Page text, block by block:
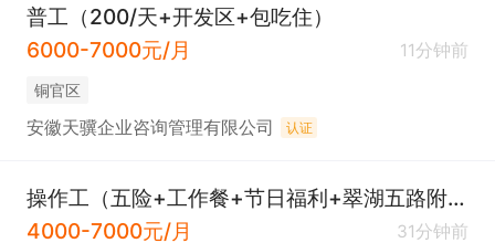
普工（200/天+开发区+包吃住）
6000-7000元/月
11分钟前
铜官区
安徽天骥企业咨询管理有限公司 认证
操作工（五险+工作餐+节日福利+翠湖五路附近）
4000-7000元/月
31分钟前